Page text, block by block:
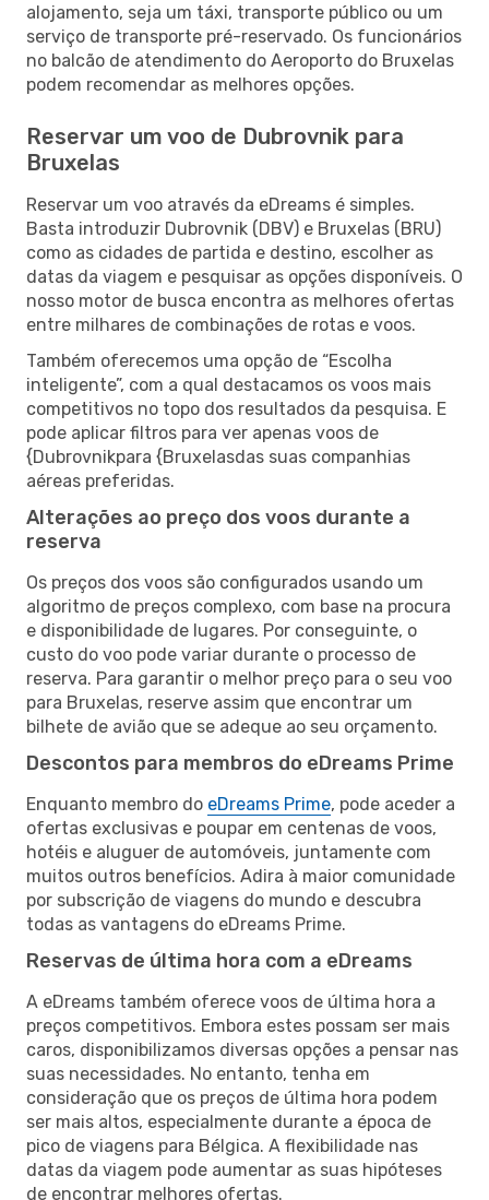
alojamento, seja um táxi, transporte público ou um
serviço de transporte pré-reservado. Os funcionários
no balcão de atendimento do Aeroporto do Bruxelas
podem recomendar as melhores opções.
Reservar um voo de Dubrovnik para
Bruxelas
Reservar um voo através da eDreams é simples.
Basta introduzir Dubrovnik (DBV) e Bruxelas (BRU)
como as cidades de partida e destino, escolher as
datas da viagem e pesquisar as opções disponíveis. O
nosso motor de busca encontra as melhores ofertas
entre milhares de combinações de rotas e voos.
Também oferecemos uma opção de “Escolha
inteligente”, com a qual destacamos os voos mais
competitivos no topo dos resultados da pesquisa. E
pode aplicar filtros para ver apenas voos de
{Dubrovnikpara {Bruxelasdas suas companhias
aéreas preferidas.
Alterações ao preço dos voos durante a
reserva
Os preços dos voos são configurados usando um
algoritmo de preços complexo, com base na procura
e disponibilidade de lugares. Por conseguinte, o
custo do voo pode variar durante o processo de
reserva. Para garantir o melhor preço para o seu voo
para Bruxelas, reserve assim que encontrar um
bilhete de avião que se adeque ao seu orçamento.
Descontos para membros do eDreams Prime
Enquanto membro do eDreams Prime, pode aceder a
ofertas exclusivas e poupar em centenas de voos,
hotéis e aluguer de automóveis, juntamente com
muitos outros benefícios. Adira à maior comunidade
por subscrição de viagens do mundo e descubra
todas as vantagens do eDreams Prime.
Reservas de última hora com a eDreams
A eDreams também oferece voos de última hora a
preços competitivos. Embora estes possam ser mais
caros, disponibilizamos diversas opções a pensar nas
suas necessidades. No entanto, tenha em
consideração que os preços de última hora podem
ser mais altos, especialmente durante a época de
pico de viagens para Bélgica. A flexibilidade nas
datas da viagem pode aumentar as suas hipóteses
de encontrar melhores ofertas.